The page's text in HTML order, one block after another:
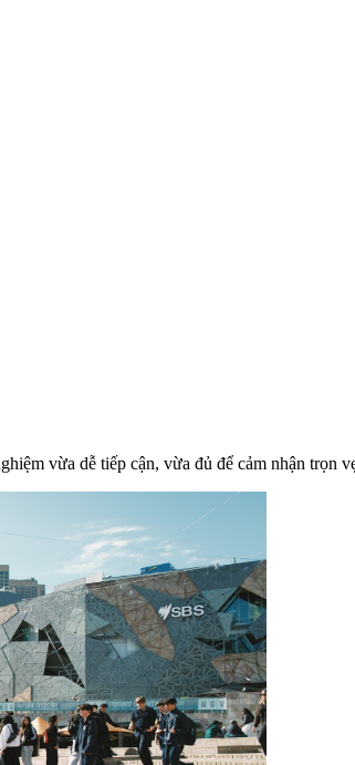
vừa dễ tiếp cận, vừa đủ để cảm nhận trọn